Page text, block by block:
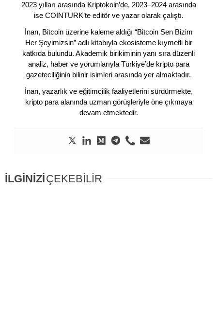
2023 yılları arasında Kriptokoin’de, 2023–2024 arasında
ise COINTURK’te editör ve yazar olarak çalıştı.
İnan, Bitcoin üzerine kaleme aldığı “Bitcoin Sen Bizim
Her Şeyimizsin” adlı kitabıyla ekosisteme kıymetli bir
katkıda bulundu. Akademik birikiminin yanı sıra düzenli
analiz, haber ve yorumlarıyla Türkiye’de kripto para
gazeteciliğinin bilinir isimleri arasında yer almaktadır.
İnan, yazarlık ve eğitimcilik faaliyetlerini sürdürmekte,
kripto para alanında uzman görüşleriyle öne çıkmaya
devam etmektedir.
İLGİNİZİÇEKEBİLİR